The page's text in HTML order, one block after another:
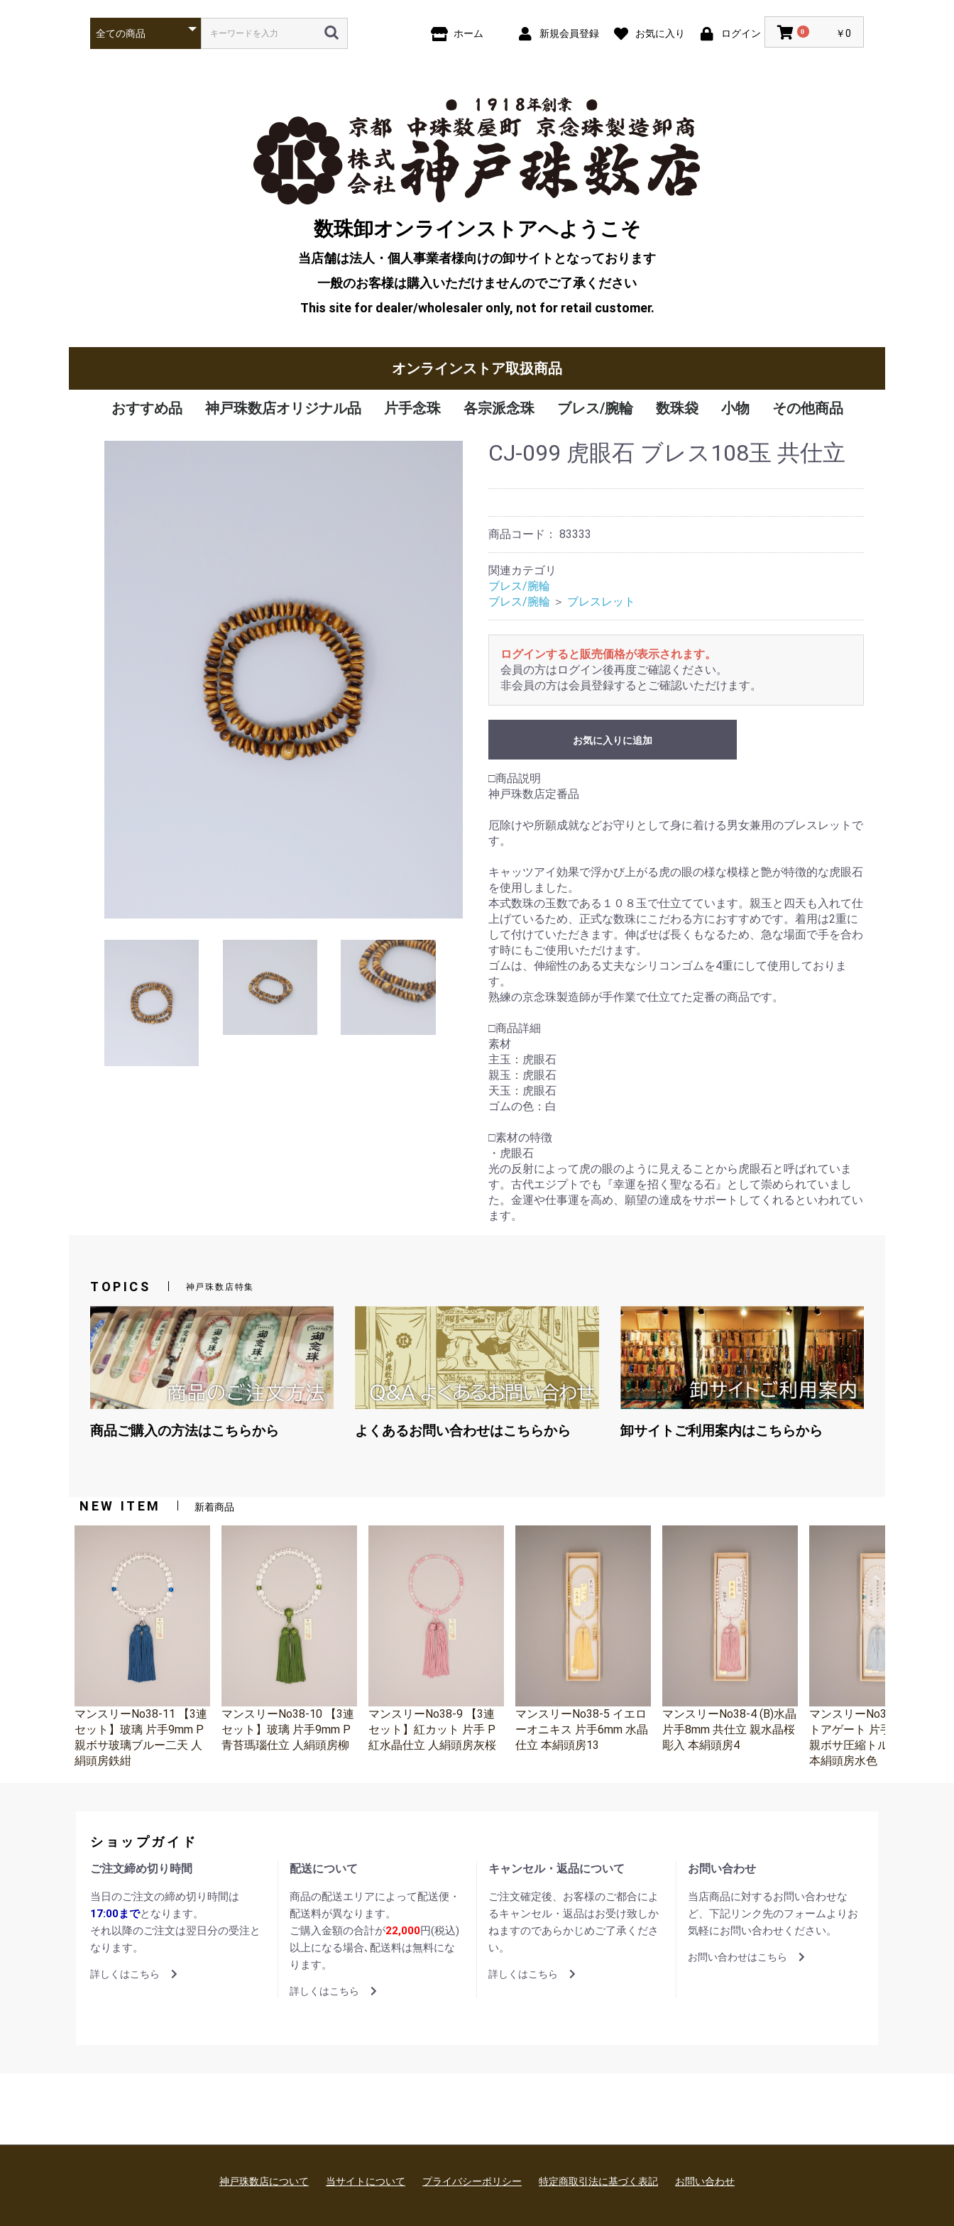
ホーム 新規会員登録 お気に入り ログイン 0 ￥0
数珠卸オンラインストアへようこそ
当店舗は法人・個人事業者様向けの卸サイトとなっております
一般のお客様は購入いただけませんのでご了承ください
This site for dealer/wholesaler only, not for retail customer.
オンラインストア取扱商品
おすすめ品
新商品
定番品
逸品
特価品
神戸珠数店オリジナル品
オリジナル品
一凛
清水焼
片手念珠
女性
男性
子供
各宗派念珠
曹洞宗
臨済宗
天台宗
真言宗
日蓮宗
浄土宗
浄土真宗
ブレス/腕輪
腕輪
ブレスレット
数珠袋
数珠袋
ふくさ
小物
アクセサリー
その他商品
数珠箱
CJ-099 虎眼石 ブレス108玉 共仕立
商品コード： 83333
関連カテゴリ
ブレス/腕輪
ブレス/腕輪 ＞ ブレスレット
ログインすると販売価格が表示されます。
会員の方はログイン後再度ご確認ください。
非会員の方は会員登録するとご確認いただけます。
カートへ進む
お気に入りに追加
□商品説明
神戸珠数店定番品
厄除けや所願成就などお守りとして身に着ける男女兼用のブレスレットで
す。
キャッツアイ効果で浮かび上がる虎の眼の様な模様と艶が特徴的な虎眼石
を使用しました。
本式数珠の玉数である１０８玉で仕立てています。親玉と四天も入れて仕
上げているため、正式な数珠にこだわる方におすすめです。着用は2重に
して付けていただきます。伸ばせば長くもなるため、急な場面で手を合わ
す時にもご使用いただけます。
ゴムは、伸縮性のある丈夫なシリコンゴムを4重にして使用しておりま
す。
熟練の京念珠製造師が手作業で仕立てた定番の商品です。
□商品詳細
素材
主玉：虎眼石
親玉：虎眼石
天玉：虎眼石
ゴムの色：白
□素材の特徴
・虎眼石
光の反射によって虎の眼のように見えることから虎眼石と呼ばれていま
す。古代エジプトでも『幸運を招く聖なる石』として崇められていまし
た。金運や仕事運を高め、願望の達成をサポートしてくれるといわれてい
ます。
TOPICS 神戸珠数店特集
商品ご購入の方法はこちらから よくあるお問い合わせはこちらから 卸サイトご利用案内はこちらから
NEW ITEM 新着商品
マンスリーNo38-11 【3連
セット】玻璃 片手9mm P
親ボサ玻璃ブルー二天 人
絹頭房鉄紺
マンスリーNo38-10 【3連
セット】玻璃 片手9mm P
青苔瑪瑙仕立 人絹頭房柳
マンスリーNo38-9 【3連
セット】紅カット 片手 P
紅水晶仕立 人絹頭房灰桜
マンスリーNo38-5 イエロ
ーオニキス 片手6mm 水晶
仕立 本絹頭房13
マンスリーNo38-4 (B)水晶
片手8mm 共仕立 親水晶桜
彫入 本絹頭房4
マンスリーNo38-3 ホワイ
トアゲート 片手8mm 水晶
親ボサ圧縮トルコ石二天
本絹頭房水色
ショップガイド
ご注文締め切り時間
当日のご注文の締め切り時間は
17:00までとなります。
それ以降のご注文は翌日分の受注と
なります。
詳しくはこちら
配送について
商品の配送エリアによって配送便・
配送料が異なります。
ご購入金額の合計が22,000円(税込)
以上になる場合､配送料は無料にな
ります。
詳しくはこちら
キャンセル・返品について
ご注文確定後、お客様のご都合によ
るキャンセル・返品はお受け致しか
ねますのであらかじめご了承くださ
い。
詳しくはこちら
お問い合わせ
当店商品に対するお問い合わせな
ど、下記リンク先のフォームよりお
気軽にお問い合わせください。
お問い合わせはこちら
神戸珠数店について 当サイトについて プライバシーポリシー 特定商取引法に基づく表記 お問い合わせ